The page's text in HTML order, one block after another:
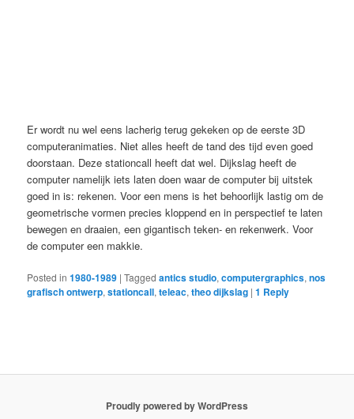
Er wordt nu wel eens lacherig terug gekeken op de eerste 3D
computeranimaties. Niet alles heeft de tand des tijd even goed
doorstaan. Deze stationcall heeft dat wel. Dijkslag heeft de
computer namelijk iets laten doen waar de computer bij uitstek
goed in is: rekenen. Voor een mens is het behoorlijk lastig om de
geometrische vormen precies kloppend en in perspectief te laten
bewegen en draaien, een gigantisch teken- en rekenwerk. Voor
de computer een makkie.
Posted in 1980-1989 |Tagged antics studio,computergraphics,nos
grafisch ontwerp,stationcall,teleac,theo dijkslag |1 Reply
Proudly powered by WordPress